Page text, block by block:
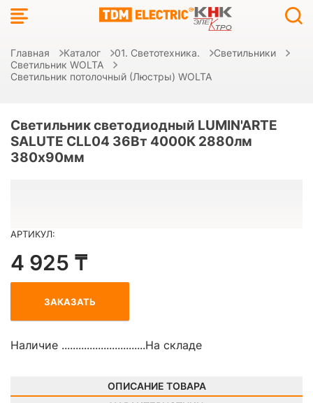
Главная Каталог 01. Светотехника.
Светильники
Светильник WOLTA
Светильник потолочный (Люстры) WOLTA
Светильник светодиодный LUMIN'ARTE
SALUTE CLL04 36Вт 4000К 2880лм
380x90мм
АРТИКУЛ:
4 925 ₸
ЗАКАЗАТЬ
Наличие ..............................На складе
ОПИСАНИЕ ТОВАРА